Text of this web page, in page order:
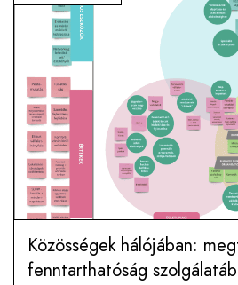
Közösségek hálójában:
fenntarthatóság